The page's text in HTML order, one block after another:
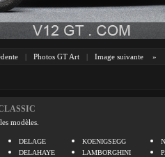
| Photos GT Art | Image suivante »
modèles.
DELAGE
DELAHAYE
KOENIGSEGG
LAMBORGHINI